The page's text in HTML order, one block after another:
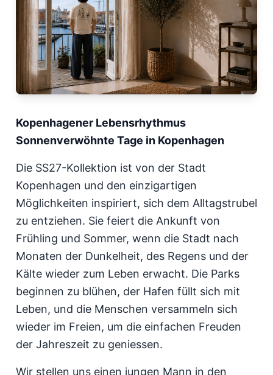
Kopenhagener Lebensrhythmus
Sonnenverwöhnte Tage in Kopenhagen
Die SS27-Kollektion ist von der Stadt
Kopenhagen und den einzigartigen
Möglichkeiten inspiriert, sich dem Alltagstrubel
zu entziehen. Sie feiert die Ankunft von
Frühling und Sommer, wenn die Stadt nach
Monaten der Dunkelheit, des Regens und der
Kälte wieder zum Leben erwacht. Die Parks
beginnen zu blühen, der Hafen füllt sich mit
Leben, und die Menschen versammeln sich
wieder im Freien, um die einfachen Freuden
der Jahreszeit zu geniessen.
Wir stellen uns einen jungen Mann in den